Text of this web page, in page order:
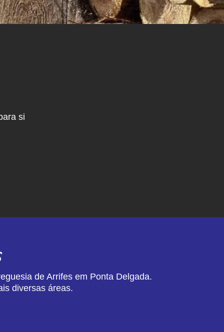
si
de Arrifes em Ponta Delgada.
diversas áreas.